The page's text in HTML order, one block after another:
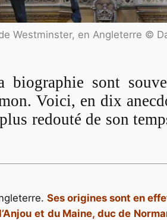
Westminster, en Angleterre ©
biographie sont
Voici, en dix
redouté de son
Ses origines sont en
et du Maine, duc de